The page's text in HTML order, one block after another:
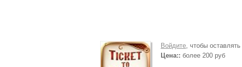
Войдите, чтобы
Цена:: более 200 руб